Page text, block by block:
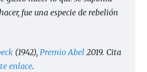
fue una especie de rebelión
(1942), Premio Abel 2019. Cita
enlace.